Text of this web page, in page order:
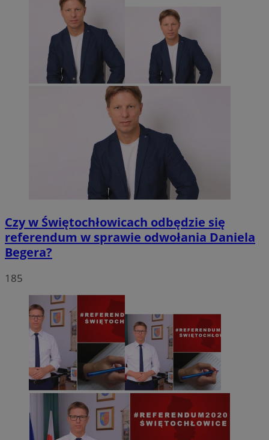
Czy w Świętochłowicach odbędzie się
referendum w sprawie odwołania Daniela
Begera?
185